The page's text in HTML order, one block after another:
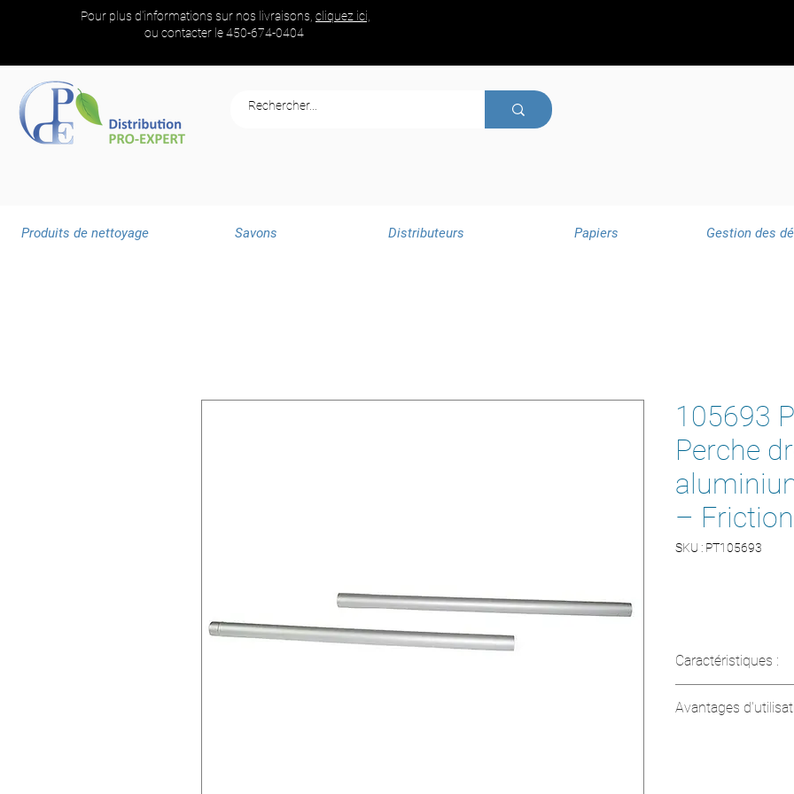
Pour plus d'informations sur nos livraisons, cliquez ici,
ou contacter le450-674-0404
Produits de nettoyage Savons Distributeurs Papiers Gestion des
105693
Perche
–
SKU : PT105693
Caractéristiques :
sections
Avantages